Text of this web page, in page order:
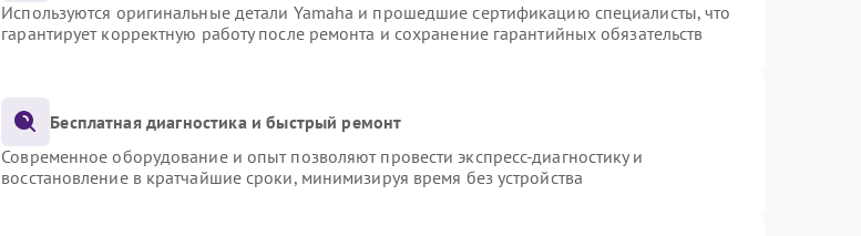
Используются оригинальные детали Yamaha и прошедшие сертификацию специалисты, что
гарантирует корректную работу после ремонта и сохранение гарантийных обязательств
Бесплатная диагностика и быстрый ремонт
Современное оборудование и опыт позволяют провести экспресс-диагностику и
восстановление в кратчайшие сроки, минимизируя время без устройства